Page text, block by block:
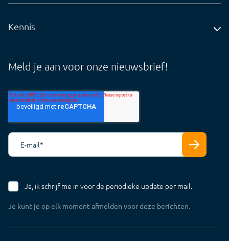
Meld je aan voor onze nieuwsbrief!
E-mail*
Ja, ik schrijf me in voor de periodieke update per mail.
Je kunt je op elk moment afmelden voor deze berichten.
info@visionplanner.com
Ondernemingen
Compilation
Insights
Core
Kennis
Whitepapers
Support Offline